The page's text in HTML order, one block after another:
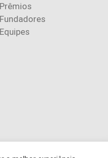
Prêmios
Fundadores
Equipes